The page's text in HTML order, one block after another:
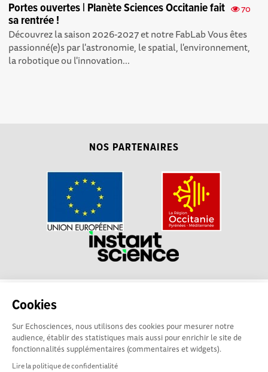
Cookies
Sur Echosciences, nous utilisons des cookies pour mesurer notre
audience, établir des statistiques mais aussi pour enrichir le site de
fonctionnalités supplémentaires (commentaires et widgets).
Lire la politique de confidentialité
70
Portes ouvertes | Planète Sciences Occitanie fait
sa rentrée !
Découvrez la saison 2026-2027 et notre FabLab Vous êtes
passionné(e)s par l'astronomie, le spatial, l'environnement,
la robotique ou l'innovation...
NOS PARTENAIRES
La plateforme Science(s)
en Occitanie est le média
social des amateurs de sciences et de technologies du
territoire. Elle est propulsée par Instant Science, avec la
participation et le soutien de nombreux acteurs locaux. Ce
projet est cofinancé par les Investissements d'avenir, la